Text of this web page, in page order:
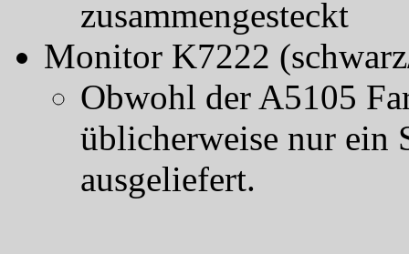
zusammengesteckt
Monitor K7222
Obwohl der A5105
üblicherweise nur ein
ausgeliefert.